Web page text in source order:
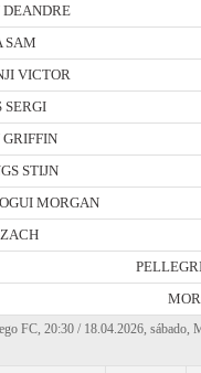
SAM
VICTOR
SERGI
STIJN
MORGAN
FC, 20:30 / 18.04.2026, sábado,